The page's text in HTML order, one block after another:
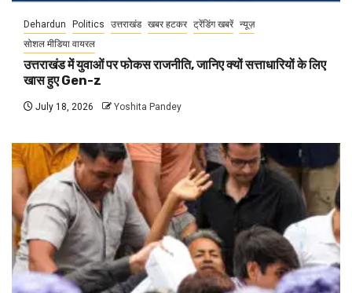
Dehardun Politics उत्तराखंड खबर हटकर ट्रेंडिंग खबरें न्यूज़
सोशल मीडिया वायरल
उत्तराखंड में युवाओं पर फोकस राजनीति, जानिए क्यों सत्ताधारियों के लिए
खास हुए Gen-z
July 18, 2026 Yoshita Pandey